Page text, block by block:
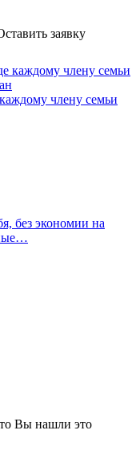
заявку
члену семьи
без экономии на
Вы нашли это